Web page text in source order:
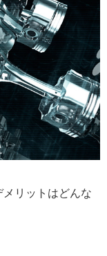
リットはどんな